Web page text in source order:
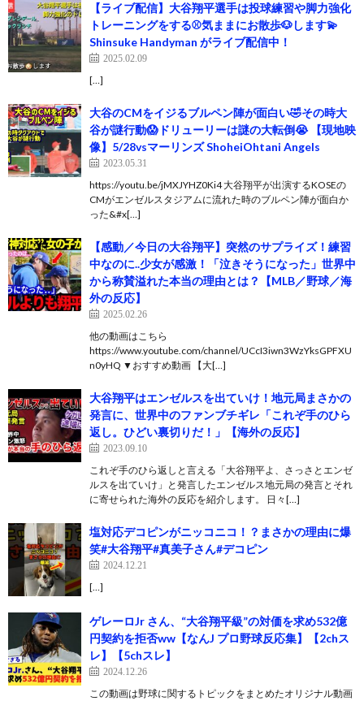
【ライブ配信】大谷翔平選手は投球練習や脚力強化
トレーニングをする⚾️気ままにお散歩🐶します💫
Shinsuke Handyman がライブ配信中！
2025.02.09
[…]
大谷のCMをイジるブルペン陣が面白い🤣その時大
谷が謎行動😱ドリューリーは謎の大転倒😭 【現地映
像】5/28vsマーリンズ ShoheiOhtani Angels
2023.05.31
https://youtu.be/jMXJYHZ0Ki4 大谷翔平が出演するKOSEの
CMがエンゼルスタジアムに流れた時のブルペン陣が面白か
った&#x[…]
【感動／今日の大谷翔平】突然のサプライズ！練習
中なのに..少女が感激！「泣きそうになった」世界中
から称賛溢れた本当の理由とは？【MLB／野球／海
外の反応】
2025.02.26
他の動画はこちら
https://www.youtube.com/channel/UCcI3iwn3WzYksGPFXU
n0yHQ ▼おすすめ動画 【大[…]
大谷翔平はエンゼルスを出ていけ！地元局まさかの
発言に、世界中のファンブチギレ「これぞ手のひら
返し。ひどい裏切りだ！」【海外の反応】
2023.09.10
これぞ手のひら返しと言える「大谷翔平よ、さっさとエンゼ
ルスを出ていけ」と発言したエンゼルス地元局の発言とそれ
に寄せられた海外の反応を紹介します。 日々[…]
塩対応デコピンがニッコニコ！？まさかの理由に爆
笑#大谷翔平#真美子さん#デコピン
2024.12.21
[…]
ゲレーロJr さん、“大谷翔平級”の対価を求め532億
円契約を拒否ww【なんJ プロ野球反応集】【2chス
レ】【5chスレ】
2024.12.26
この動画は野球に関するトピックをまとめたオリジナル動画